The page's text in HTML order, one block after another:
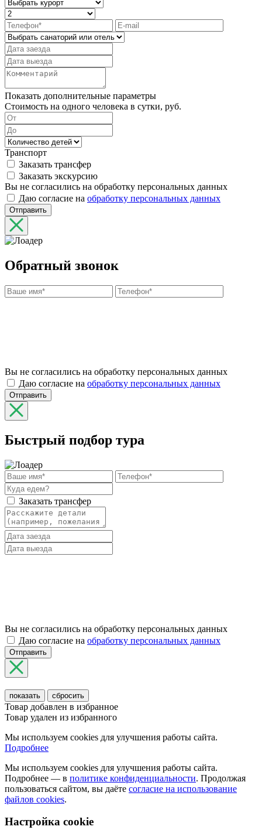
Показать дополнительные параметры
Стоимость на одного человека в сутки, руб.
Транспорт
Заказать трансфер
Заказать экскурсию
Вы не согласились на обработку персональных данных
Даю согласие на обработку персональных данных
Отправить
Обратный звонок
Вы не согласились на обработку персональных данных
Даю согласие на обработку персональных данных
Отправить
Быстрый подбор тура
Заказать трансфер
Вы не согласились на обработку персональных данных
Даю согласие на обработку персональных данных
Отправить
показать сбросить
Товар добавлен в избранное
Товар удален из избранного
Мы используем cookies для улучшения работы сайта.
Подробнее
Мы используем cookies для улучшения работы сайта.
Подробнее — в политике конфиденциальности. Продолжая
пользоваться сайтом, вы даёте согласие на использование
файлов cookies.
Настройка cookie